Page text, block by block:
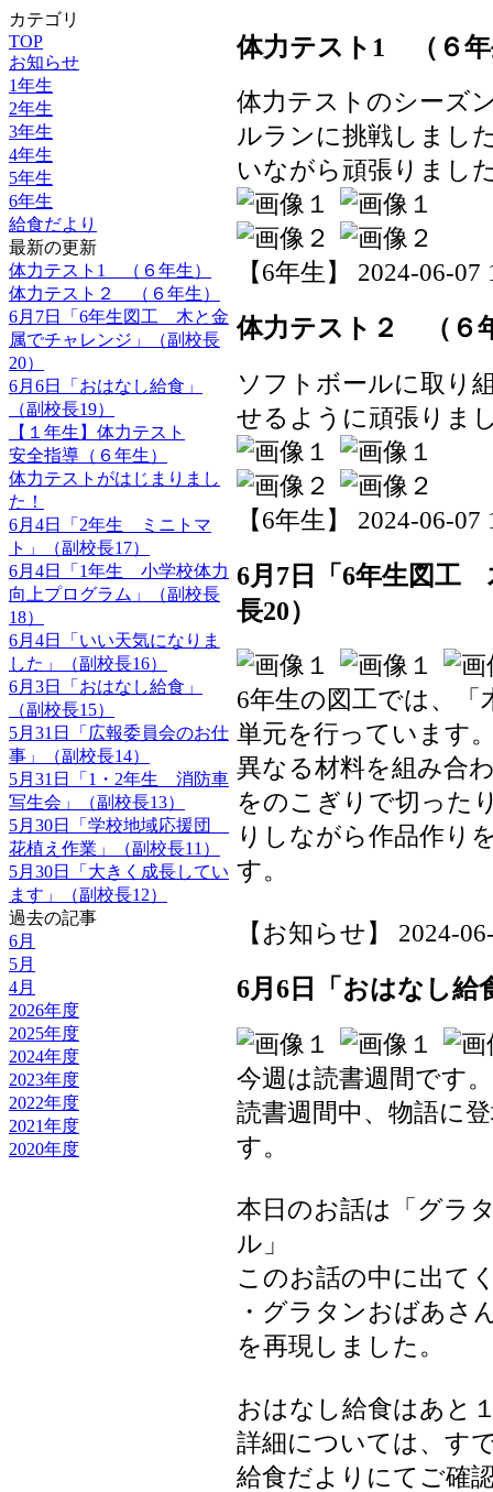
カテゴリ
TOP
お知らせ
1年生
2年生
3年生
4年生
5年生
6年生
給食だより
最新の更新
体力テスト1 （６年生）
体力テスト２ （６年生）
6月7日「6年生図工 木と金
属でチャレンジ」（副校長
20）
6月6日「おはなし給食」
（副校長19）
【１年生】体力テスト
安全指導（６年生）
体力テストがはじまりまし
た！
6月4日「2年生 ミニトマ
ト」（副校長17）
6月4日「1年生 小学校体力
向上プログラム」（副校長
18）
6月4日「いい天気になりま
した」（副校長16）
6月3日「おはなし給食」
（副校長15）
5月31日「広報委員会のお仕
事」（副校長14）
5月31日「1・2年生 消防車
写生会」（副校長13）
5月30日「学校地域応援団
花植え作業」（副校長11）
5月30日「大きく成長してい
ます」（副校長12）
過去の記事
6月
5月
4月
2026年度
2025年度
2024年度
2023年度
2022年度
2021年度
2020年度
体力テスト1 （６
体力テストのシーズ
ルランに挑戦しまし
いながら頑張りまし
【6年生】 2024-06-07
体力テスト２ （６
ソフトボールに取り
せるように頑張りま
【6年生】 2024-06-07
6月7日「6年生図工
長20）
6年生の図工では、
単元を行っています
異なる材料を組み合
をのこぎりで切った
りしながら作品作り
す。
【お知らせ】 2024-
6月6日「おはなし給
今週は読書週間です。
読書週間中、物語に
す。
本日のお話は「グラ
ル」
このお話の中に出て
・グラタンおばあさ
を再現しました。
おはなし給食はあと
詳細については、す
給食だよりにてご確